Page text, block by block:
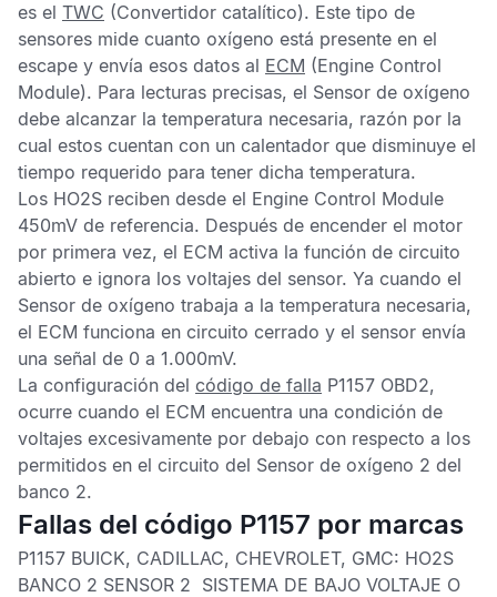
es el TWC (Convertidor catalítico). Este tipo de
sensores mide cuanto oxígeno está presente en el
escape y envía esos datos al ECM (Engine Control
Module). Para lecturas precisas, el Sensor de oxígeno
debe alcanzar la temperatura necesaria, razón por la
cual estos cuentan con un calentador que disminuye el
tiempo requerido para tener dicha temperatura.
Los HO2S reciben desde el Engine Control Module
450mV de referencia. Después de encender el motor
por primera vez, el ECM activa la función de circuito
abierto e ignora los voltajes del sensor. Ya cuando el
Sensor de oxígeno trabaja a la temperatura necesaria,
el ECM funciona en circuito cerrado y el sensor envía
una señal de 0 a 1.000mV.
La configuración del código de falla P1157 OBD2,
ocurre cuando el ECM encuentra una condición de
voltajes excesivamente por debajo con respecto a los
permitidos en el circuito del Sensor de oxígeno 2 del
banco 2.
Fallas del código P1157 por marcas
P1157 BUICK, CADILLAC, CHEVROLET, GMC: HO2S
BANCO 2 SENSOR 2 SISTEMA DE BAJO VOLTAJE O